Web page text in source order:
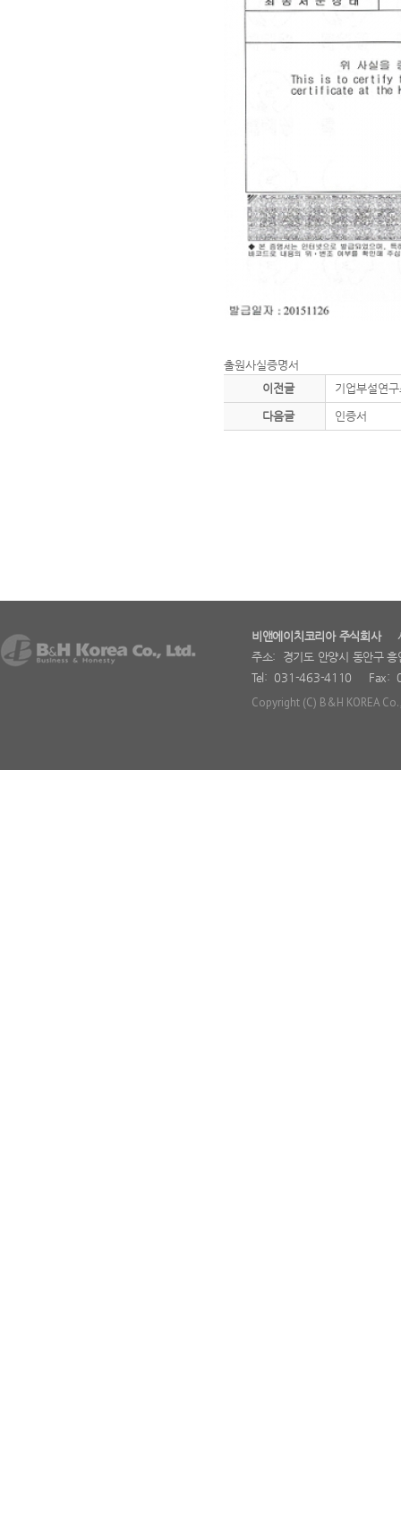
출원사실증명서
이전글
기업부설연
다음글 인증서
비앤에이치코리아 주식회사사
주소: 경기도 안양시 동안구
Tel: 031-463-4110 Fax:
Copyright (C) B&H KOREA